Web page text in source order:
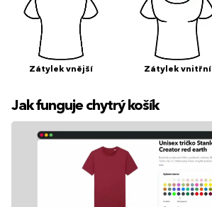
Zátylek vnější Zátylek vnitřní
Jak funguje chytrý košík